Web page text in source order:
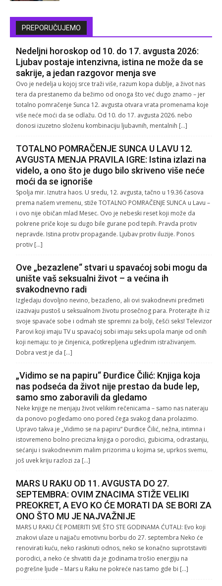
PREPORUČUJEMO
Nedeljni horoskop od 10. do 17. avgusta 2026:
Ljubav postaje intenzivna, istina ne može da se
sakrije, a jedan razgovor menja sve
Ovo je nedelja u kojoj srce traži više, razum kopa dublje, a život nas
tera da prestanemo da bežimo od onoga što već dugo znamo – jer
totalno pomračenje Sunca 12. avgusta otvara vrata promenama koje
više neće moći da se odlažu. Od 10. do 17. avgusta 2026. nebo
donosi izuzetno složenu kombinaciju ljubavnih, mentalnih […]
TOTALNO POMRAČENJE SUNCA U LAVU 12.
AVGUSTA MENJA PRAVILA IGRE: Istina izlazi na
videlo, a ono što je dugo bilo skriveno više neće
moći da se ignoriše
Spolja mir. Iznutra haos. U sredu, 12. avgusta, tačno u 19.36 časova
prema našem vremenu, stiže TOTALNO POMRAČENJE SUNCA u Lavu –
i ovo nije običan mlad Mesec. Ovo je nebeski reset koji može da
pokrene priče koje su dugo bile gurane pod tepih. Pravda protiv
nepravde. Istina protiv propagande. Ljubav protiv iluzije. Ponos
protiv […]
Ove „bezazlene“ stvari u spavaćoj sobi mogu da
unište vaš seksualni život – a većina ih
svakodnevno radi
Izgledaju dovoljno nevino, bezazleno, ali ovi svakodnevni predmeti
izazivaju pustoš u seksualnom životu prosečnog para. Proterajte ih iz
svoje spavaće sobe i odmah ste spremni za bolji, češći seks! Televizor
Parovi koji imaju TV u spavaćoj sobi imaju seks upola manje od onih
koji nemaju: to je činjenica, potkrepljena uglednim istraživanjem.
Dobra vest je da […]
„Vidimo se na papiru“ Đurđice Čilić: Knjiga koja
nas podseća da život nije prestao da bude lep,
samo smo zaboravili da gledamo
Neke knjige ne menjaju život velikim rečenicama – samo nas nateraju
da ponovo pogledamo ono pored čega svakog dana prolazimo.
Upravo takva je „Vidimo se na papiru“ Đurđice Čilić, nežna, intimna i
istovremeno bolno precizna knjiga o porodici, gubicima, odrastanju,
sećanju i svakodnevnim malim prizorima u kojima se, uprkos svemu,
još uvek kriju razlozi za […]
MARS U RAKU OD 11. AVGUSTA DO 27.
SEPTEMBRA: OVIM ZNACIMA STIŽE VELIKI
PREOKRET, A EVO KO ĆE MORATI DA SE BORI ZA
ONO ŠTO MU JE NAJVAŽNIJE
MARS U RAKU ĆE POMERITI SVE ŠTO STE GODINAMA ĆUTALI: Evo koji
znakovi ulaze u najjaču emotivnu borbu do 27. septembra Neko će
renovirati kuću, neko raskinuti odnos, neko se konačno suprotstaviti
porodici, a neko će shvatiti da je godinama trošio energiju na
pogrešne ljude – Mars u Raku ne pokreće nas tamo gde bi […]